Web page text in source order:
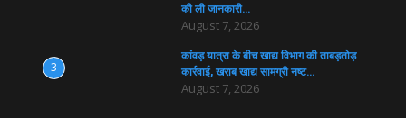
की ली जानकारी…
August 7, 2026
3
कांवड़ यात्रा के बीच खाद्य विभाग की ताबड़तोड़
कार्रवाई, खराब खाद्य सामग्री नष्ट…
August 7, 2026